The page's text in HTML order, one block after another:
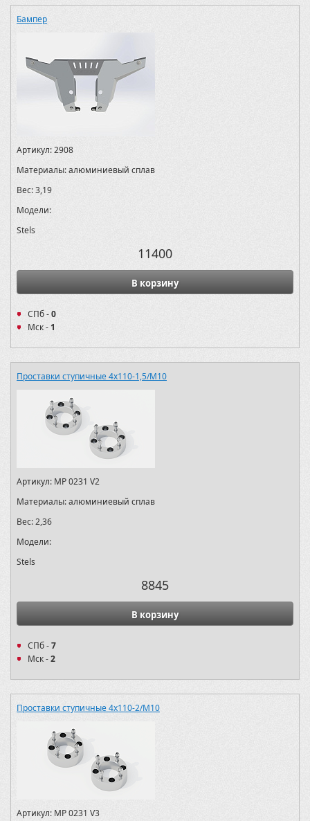
Бампер
Артикул:2908
Материалы:алюминиевый сплав
Вес:3,19
Модели:
Stels
11400
В корзину
СПб -0
Мск -1
Проставки ступичные 4х110-1,5/M10
Артикул: MP 0231 V2
Материалы:алюминиевый сплав
Вес:2,36
Модели:
Stels
8845
В корзину
СПб -7
Мск -2
Проставки ступичные 4х110-2/M10
Артикул: MP 0231 V3